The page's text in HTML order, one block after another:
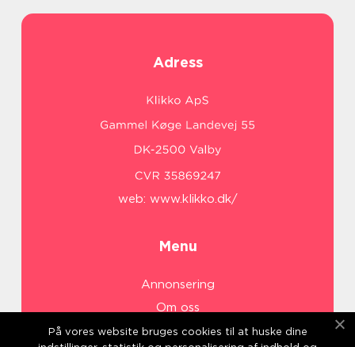
Adress
web: www.klikko.dk/
Menu
Annonsering
Om oss
Cookies
På vores website bruges cookies til at huske dine